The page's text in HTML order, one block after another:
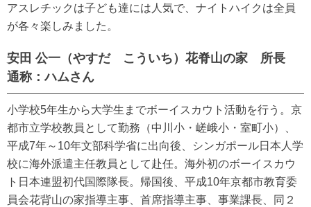
アスレチックは子ども達には人気で、ナイトハイクは全員
が各々楽しみました。
安田 公一（やすだ こういち）花脊山の家 所長
通称：ハムさん
小学校5年生から大学生までボーイスカウト活動を行う。京
都市立学校教員として勤務（中川小・嵯峨小・室町小）、
平成7年～10年文部科学省に出向後、シンガポール日本人学
校に海外派遣主任教員として赴任。海外初のボーイスカウ
ト日本連盟初代国際隊長。帰国後、平成10年京都市教育委
員会花背山の家指導主事、首席指導主事、事業課長、同２